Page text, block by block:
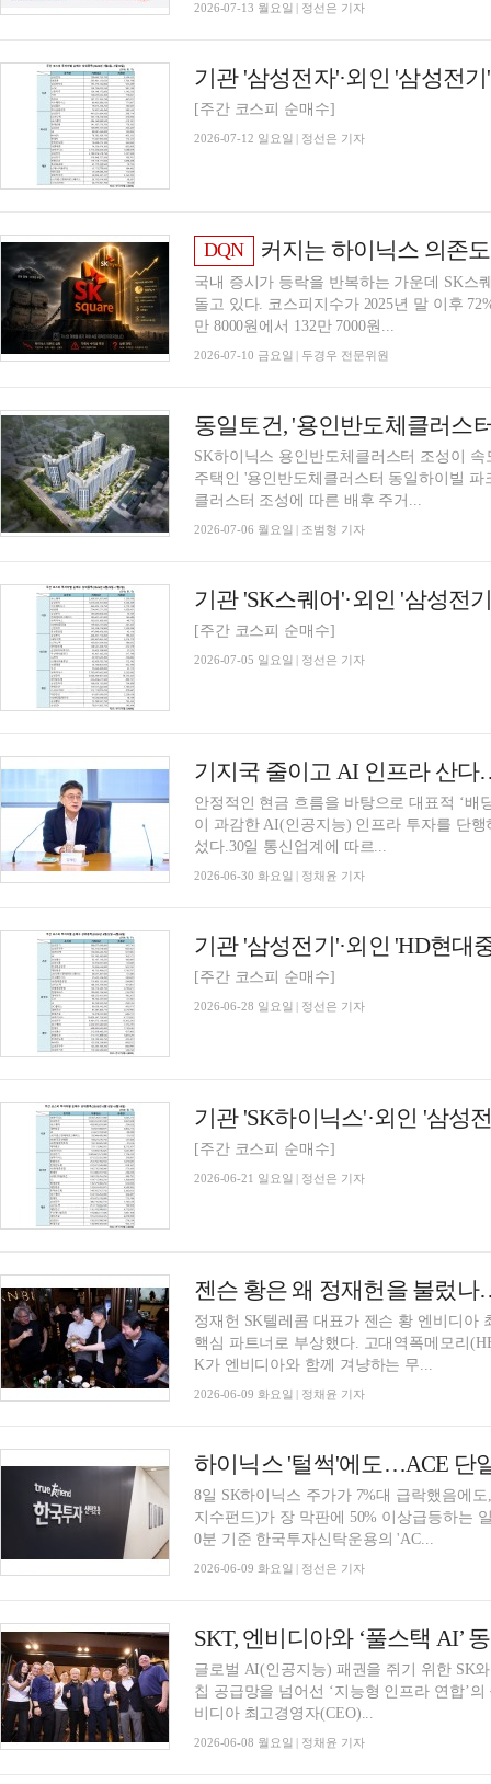
2026-07-13 월요일 | 정선은 기자
[주간 코스피 순매수]
2026-07-12 일요일 | 정선은 기자
DQN 커지는 하이닉스 의존
국내 증시가 등락을 반복하는 가운데 SK스
돌고 있다. 코스피지수가 2025년 말 이후
만 8000원에서 132만 7000원...
2026-07-10 금요일 | 두경우 전문위원
동일토건, '용인반도체클러스
SK하이닉스 용인반도체클러스터 조성이
주택인 '용인반도체클러스터 동일하이빌
클러스터 조성에 따른 배후 주거...
2026-07-06 월요일 | 조범형 기자
[주간 코스피 순매수]
2026-07-05 일요일 | 정선은 기자
기지국 줄이고 AI 인프라 산다
안정적인 현금 흐름을 바탕으로 대표적 ‘배
이 과감한 AI(인공지능) 인프라 투자를 단
섰다.30일 통신업계에 따르...
2026-06-30 화요일 | 정채윤 기자
[주간 코스피 순매수]
2026-06-28 일요일 | 정선은 기자
[주간 코스피 순매수]
2026-06-21 일요일 | 정선은 기자
젠슨 황은 왜 정재헌을 불렀
정재헌 SK텔레콤 대표가 젠슨 황 엔비디아
핵심 파트너로 부상했다. 고대역폭메모리
K가 엔비디아와 함께 겨냥하는 무...
2026-06-09 화요일 | 정채윤 기자
8일 SK하이닉스 주가가 7%대 급락했음에
지수펀드)가 장 막판에 50% 이상급등하는
0분 기준 한국투자신탁운용의 'AC...
2026-06-09 화요일 | 정선은 기자
SKT, 엔비디아와 ‘풀스택 AI’
글로벌 AI(인공지능) 패권을 쥐기 위한 SK
칩 공급망을 넘어선 ‘지능형 인프라 연합’
비디아 최고경영자(CEO)...
2026-06-08 월요일 | 정채윤 기자